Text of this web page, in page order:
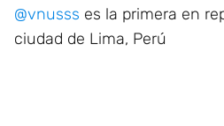
@vnusss es la primera en
ciudad de Lima, Perú